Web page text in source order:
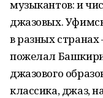
музыкантов: и
джазовых.
в разных странах
пожелал
джазового
классика, джаз,